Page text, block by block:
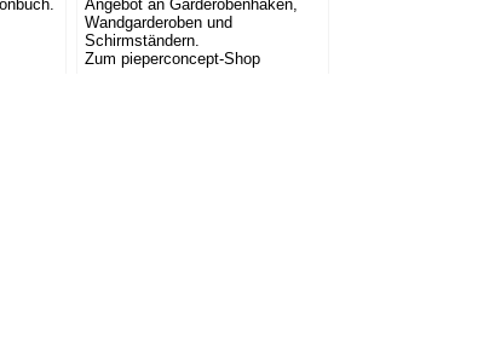
Angebot an Garderobenhaken,
Wandgarderoben und
Schirmständern.
Zum pieperconcept-Shop